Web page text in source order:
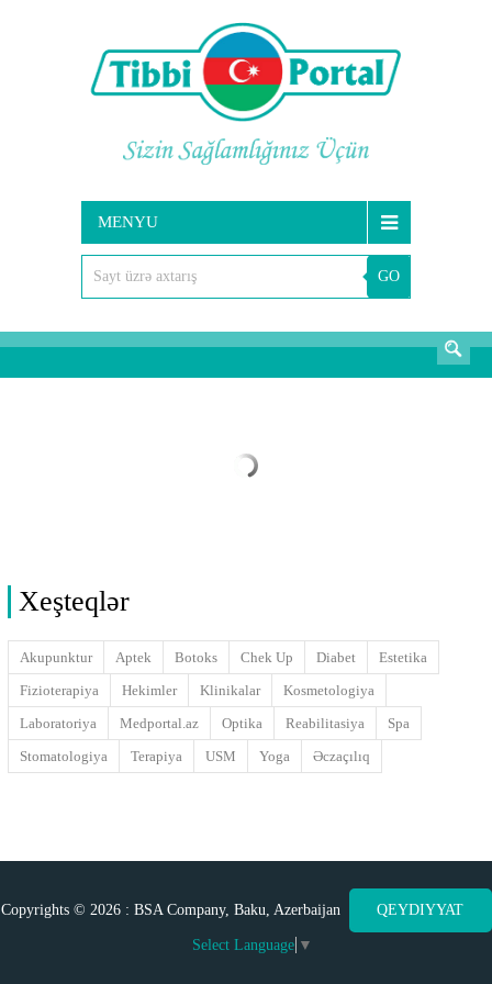
MENYU
GO
AXTARIŞ
Xeşteqlər
Akupunktur Aptek Botoks Chek Up Diabet
Estetika
Fizioterapiya
Hekimler Klinikalar
Kosmetologiya
Laboratoriya
Medportal.az Optika Reabilitasiya
Spa
Stomatologiya
Terapiya USM Yoga Əczaçılıq
Copyrights © 2026 : BSA Company, Baku, Azerbaijan QEYDIYYAT
Select Language ▼